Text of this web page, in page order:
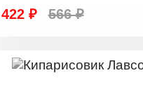
422 ₽ 566 ₽